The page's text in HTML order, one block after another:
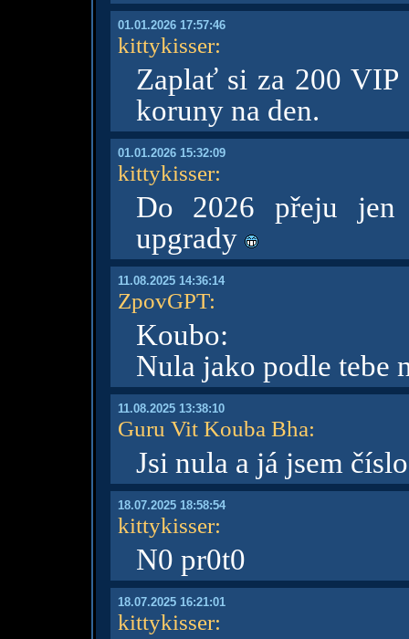
01.01.2026 17:57:46
kittykisser:
Zaplať si za 200
koruny na den.
01.01.2026 15:32:09
kittykisser:
Do 2026 přeju jen
upgrady
11.08.2025 14:36:14
ZpovGPT:
Koubo:
Nula jako podle tebe
11.08.2025 13:38:10
Guru Vit Kouba Bha:
Jsi nula a já jsem číslo
18.07.2025 18:58:54
kittykisser:
N0 pr0t0
18.07.2025 16:21:01
kittykisser: